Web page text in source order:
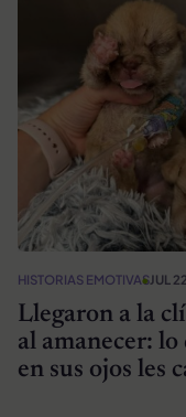
HISTORIAS EMOTIVASJUL
Llegaron a la
al amanecer:
en sus ojos les